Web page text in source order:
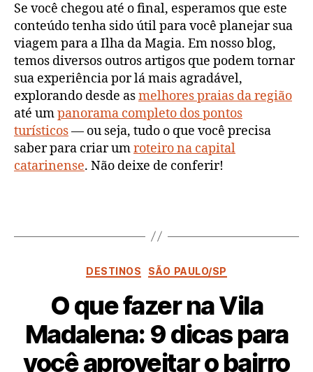
Se você chegou até o final, esperamos que este
conteúdo tenha sido útil para você planejar sua
viagem para a Ilha da Magia. Em nosso blog,
temos diversos outros artigos que podem tornar
sua experiência por lá mais agradável,
explorando desde asmelhores praias da região
até umpanorama completo dos pontos
turísticos— ou seja, tudo o que você precisa
saber para criar umroteiro na capital
catarinense. Não deixe de conferir!
DESTINOS SÃO PAULO/SP
O que fazer na Vila
Madalena: 9 dicas para
você aproveitar o bairro
P
o